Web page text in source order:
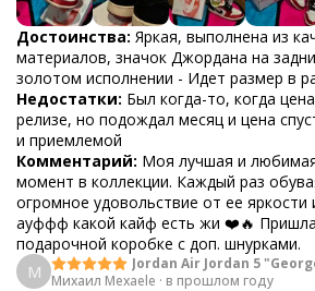
Достоинства: Яркая, выполнена из
материалов, значок Джордана на
золотом исполнении - Идет размер в
Недостатки: Был когда-то, когда
релизе, но подождал месяц и цена
и приемлемой
Комментарий: Моя лучшая и
момент в коллекции. Каждый раз
огромное удовольствие от ее
ауффф какой кайф есть жи ❤️🔥
подарочной коробке с доп. шнурками.
М
Jordan Air Jordan 5
Михаил Mexaele · в прошлом году